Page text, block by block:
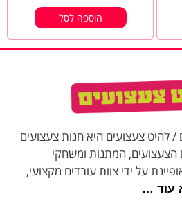
הוספה לסל
/ להיט צעצועים היא חנות צעצועים
המתנות ומשחקי
משנת 2002 ומאופיינת על ידי צוות עובדים מקצועי,
עוד …